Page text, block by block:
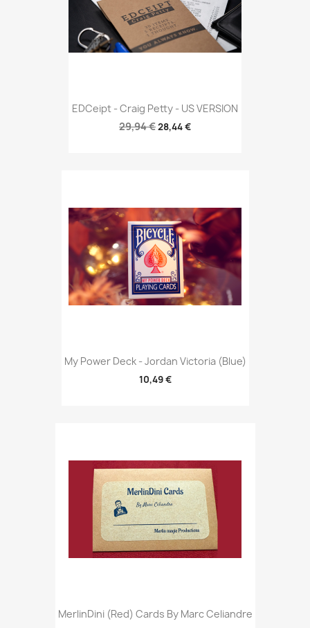
EDCeipt - Craig Petty - US VERSION
29,94 €28,44 €
My Power Deck - Jordan Victoria (Blue)
10,49 €
MerlinDini (Red) Cards By Marc Celiandre